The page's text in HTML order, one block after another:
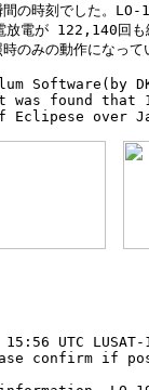
の時刻でした。
放電が 122,140回も
のみの動作になって
Software(by
found that
Eclipese over
UTC
confirm if